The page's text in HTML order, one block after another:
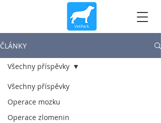
ČLÁNKY
Všechny příspěvky
Operace mozku
Operace zlomenin
Všechny příspěvky